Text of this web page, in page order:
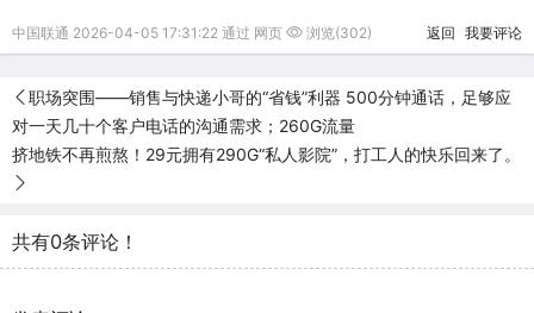
中国联通 2026-04-05 17:31:22 通过 网页 浏览(302) 返回 我要评论
职场突围——销售与快递小哥的“省钱”利器 500分钟通话，足够应
对一天几十个客户电话的沟通需求；260G流量
挤地铁不再煎熬！29元拥有290G“私人影院”，打工人的快乐回来了。
共有0条评论！